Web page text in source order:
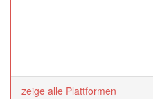
zeige alle Plattformen